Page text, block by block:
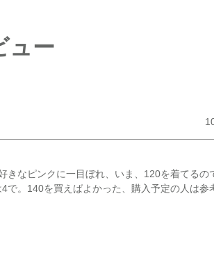
ュー
きなピンクに一目ぼれ、いま、120を着てるの
で。140を買えばよかった、購入予定の人は参